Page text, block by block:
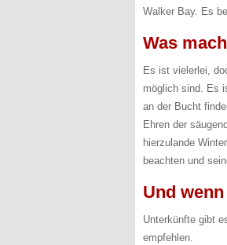
Walker Bay. Es
Was
Es ist vielerlei,
möglich sind. Es
an der Bucht
Ehren der
hierzulande
beachten und
Und
Unterkünfte gibt
empfehlen.